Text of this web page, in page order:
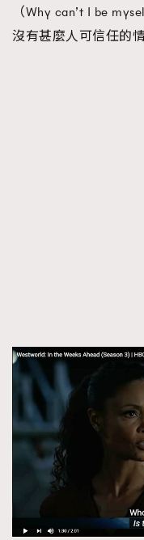
（Why can’t I be
沒有甚麼人可信任的